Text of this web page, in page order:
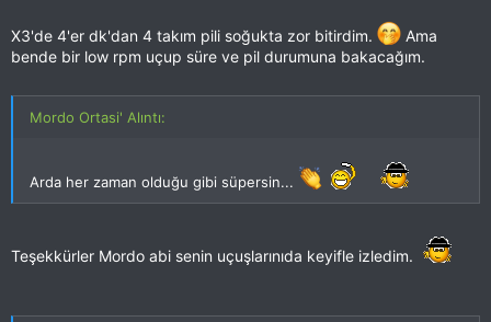
olmasına rağmen 1800 mah olanları boyut olarak X3'e sığıyor
gibi gözüküyor.
Bir tane alıp denemeyi istiyorum uzun
ile bu model tadından yenmez diye düşünüyorum.
X3'de 4'er dk'dan 4 takım pili soğukta zor bitirdim.
Ama
bende bir low rpm uçup süre ve pil durumuna bakacağım.
Mordo Ortasi' Alıntı:
Arda her zaman olduğu gibi süpersin...
Teşekkürler Mordo abi senin uçuşlarınıda keyifle izledim.